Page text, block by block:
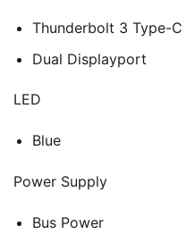
Thunderbolt 3 Type-C
Dual Displayport
LED
Blue
Power Supply
Bus Power